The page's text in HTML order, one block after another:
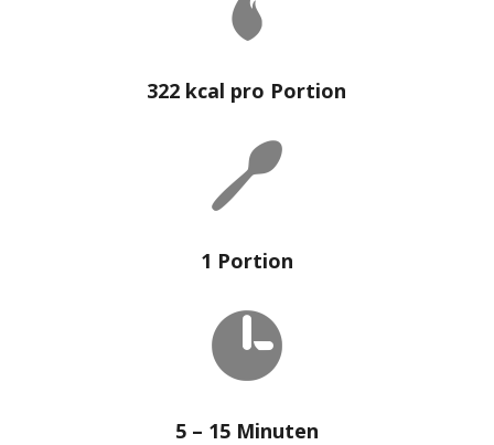
322 kcal pro Portion
1 Portion
5 – 15 Minuten